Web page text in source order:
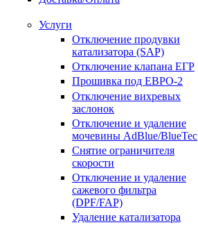
Услуги
Отключение продувки
катализатора (SAP)
Отключение клапана ЕГР
Прошивка под ЕВРО-2
Отключение вихревых
заслонок
Отключение и удаление
мочевины AdBlue/BlueTec
Снятие ограничителя
скорости
Отключение и удаление
сажевого фильтра
(DPF/FAP)
Удаление катализатора